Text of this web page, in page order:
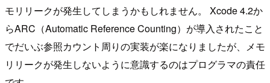
モリリークが発生してしまうかもしれません。 Xcode 4.2か
らARC（Automatic Reference Counting）が導入されたこと
でだいぶ参照カウント周りの実装が楽になりましたが、メモ
リリークが発生しないように意識するのはプログラマの責任